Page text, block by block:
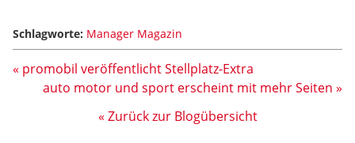
Schlagworte: Manager Magazin
« promobil veröffentlicht Stellplatz-Extra
auto motor und sport erscheint mit mehr Seiten »
« Zurück zur Blogübersicht